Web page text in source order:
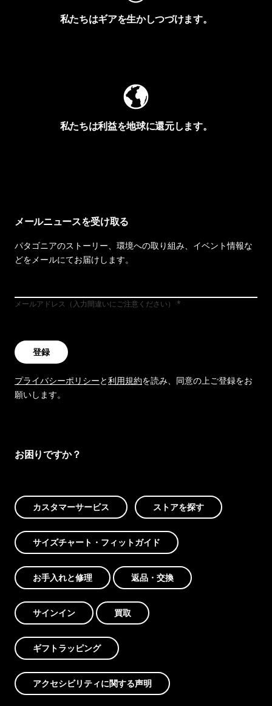
私たちはギアを生かしつづけます。
私たちは利益を地球に還元します。
メールニュースを受け取る
パタゴニアのストーリー、環境への取り組み、イベント情報な
どをメールにてお届けします。
メールアドレス（入力間違いにご注意ください）
登録
プライバシーポリシーと利用規約を読み、同意の上ご登録をお
願いします。
お困りですか？
カスタマーサービス ストアを探す
サイズチャート・フィットガイド
お手入れと修理 返品・交換
サインイン 買取
ギフトラッピング
アクセシビリティに関する声明